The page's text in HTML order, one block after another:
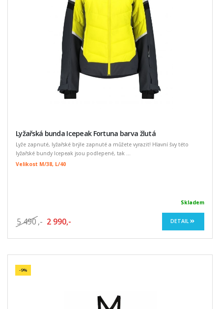
Lyžařská bunda Icepeak Fortuna barva žlutá
Lyže zapnuté, lyžařské brýle zapnuté a můžete vyrazit! Hlavní švy této
lyžařské bundy Icepeak jsou podlepené, tak ...
Velikost M/38, L/40
Skladem
5 490 ,- 2 990,- DETAIL
-9%